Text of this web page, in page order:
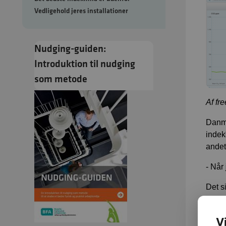
Vedligehold jeres installationer
Nudging-guiden:
Introduktion til nudging
som metode
Af
- Når
Det